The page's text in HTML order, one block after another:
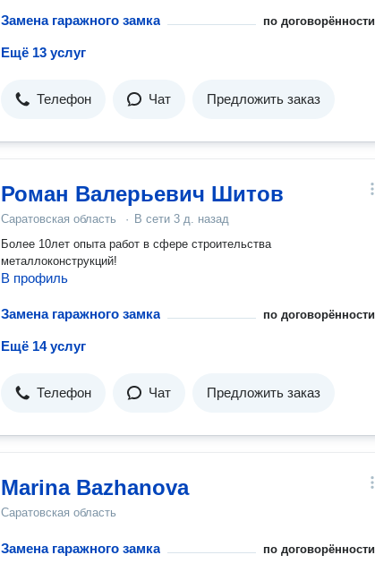
Замена гаражного замка по договорённости
Ещё 13 услуг
Телефон Чат Предложить заказ
Роман Валерьевич Шитов
Саратовская область · В сети 3 д. назад
Более 10лет опыта работ в сфере строительства
металлоконструкций!
В профиль
Замена гаражного замка по договорённости
Ещё 14 услуг
Телефон Чат Предложить заказ
Marina Bazhanova
Саратовская область
Замена гаражного замка по договорённости